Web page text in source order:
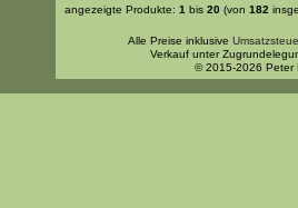
angezeigte Produkte: 1 bis 20 (von 182
Alle Preise inklusive
Verkauf unter
© 2015-2026 Peter